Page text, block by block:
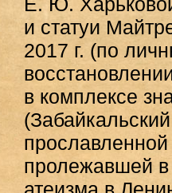
и статуи
2017 г. (по
в комплексе
пролежавшей в